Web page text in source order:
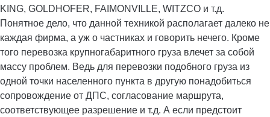
KING, GOLDHOFER, FAIMONVILLE, WITZCO и т.д.
Понятное дело, что данной техникой располагает далеко не
каждая фирма, а уж о частниках и говорить нечего. Кроме
того перевозка крупногабаритного груза влечет за собой
массу проблем. Ведь для перевозки подобного груза из
одной точки населенного пункта в другую понадобиться
сопровождение от ДПС, согласование маршрута,
соответствующее разрешение и т.д. А если предстоит